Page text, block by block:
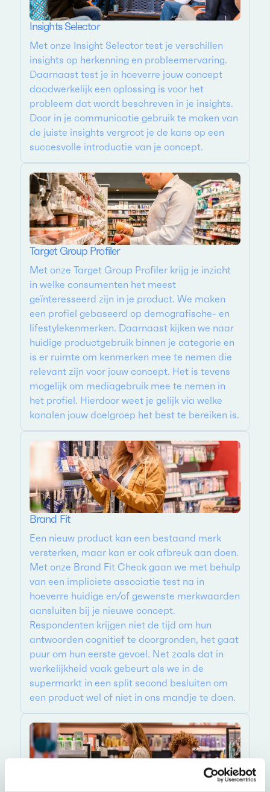
Insights Selector
Met onze Insight Selector test je verschillen
insights op herkenning en probleemervaring.
Daarnaast test je in hoeverre jouw concept
daadwerkelijk een oplossing is voor het
probleem dat wordt beschreven in je insights.
Door in je communicatie gebruik te maken van
de juiste insights vergroot je de kans op een
succesvolle introductie van je concept.
Target Group Profiler
Met onze Target Group Profiler krijg je inzicht
in welke consumenten het meest
geïnteresseerd zijn in je product. We maken
een profiel gebaseerd op demografische- en
lifestylekenmerken. Daarnaast kijken we naar
huidige productgebruik binnen je categorie en
is er ruimte om kenmerken mee te nemen die
relevant zijn voor jouw concept. Het is tevens
mogelijk om mediagebruik mee te nemen in
het profiel. Hierdoor weet je gelijk via welke
kanalen jouw doelgroep het best te bereiken is.
Brand Fit
Een nieuw product kan een bestaand merk
versterken, maar kan er ook afbreuk aan doen.
Met onze Brand Fit Check gaan we met behulp
van een impliciete associatie test na in
hoeverre huidige en/of gewenste merkwaarden
aansluiten bij je nieuwe concept.
Respondenten krijgen niet de tijd om hun
antwoorden cognitief te doorgronden, het gaat
puur om hun eerste gevoel. Net zoals dat in
werkelijkheid vaak gebeurt als we in de
supermarkt in een split second besluiten om
een product wel of niet in ons mandje te doen.‍